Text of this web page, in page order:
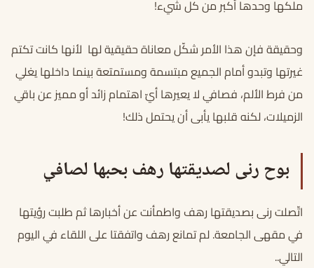
ملكها وحدها أكبر من كل شيء!
وحقيقة فإن هذا الأمر شكّل معاناة حقيقية لها لأنها كانت تكتم
غيرتها وتبدو أمام الجميع مبتسمة ومستمتعة بينما داخلها يغلي
من فرط الألم، فصافي لا يعيرها أيّ اهتمام زائد أو مميز عن باقي
الزميلات، لكنه قلبها يأبى أن يحتمل ذلك!
بوح رنى لصديقتها رهف بحبها لصافي
اتّصلت رنى بصديقتها رهف واطمأنت عن أخبارها ثم طلبت رؤيتها
في مقهى الجامعة. لم تمانع رهف واتفقتا على اللقاء في اليوم
التالي..